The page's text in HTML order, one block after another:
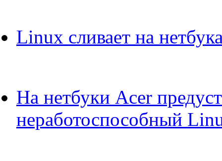
Linux сливает на
На нетбуки Acer
неработоспособный